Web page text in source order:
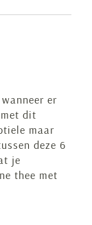
er
dit
maar
deze 6
je
thee met